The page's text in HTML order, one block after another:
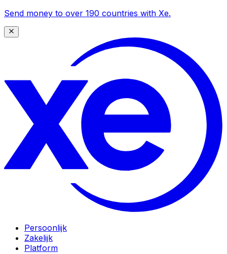
Send money to over 190 countries with Xe.
Persoonlijk
Zakelijk
Platform